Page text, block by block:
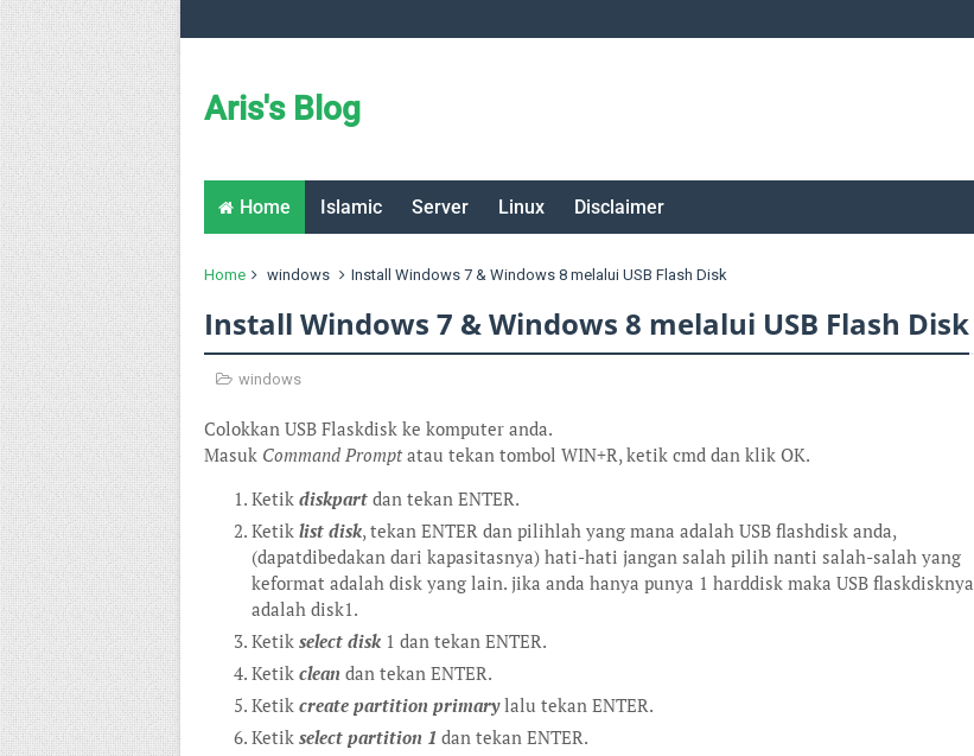
Aris's Blog
Home Islamic Server Linux Disclaimer
Home windows Install Windows 7 & Windows 8 melalui USB Flash Disk
Install Windows 7 & Windows 8 melalui USB Flash Disk
windows
Colokkan USB Flaskdisk ke komputer anda.
Masuk Command Promptatau tekan tombol WIN+R, ketik cmd dan klik OK.
Ketik diskpart dan tekan ENTER.
Ketik list disk, tekan ENTER dan pilihlah yang mana adalah USB flashdisk anda,
(dapatdibedakan dari kapasitasnya) hati-hati jangan salah pilih nanti salah-salah yang
keformat adalah disk yang lain. jika anda hanya punya 1 harddisk maka USB flaskdisknya
adalah disk1.
Ketik select disk 1 dan tekan ENTER.
Ketik clean dan tekan ENTER.
Ketik create partition primarylalu tekan ENTER.
Ketik select partition 1 dan tekan ENTER.